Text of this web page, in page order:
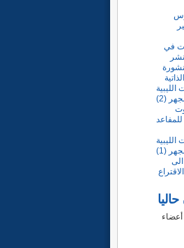
في
الليبية
تحت المجهر (2)
للمفاعد
الليبية
تحت المجهر (1)
أعضاء